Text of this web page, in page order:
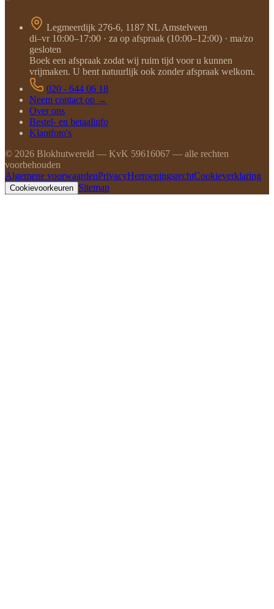
Legmeerdijk 276-6, 1187 NL Amstelveen
di–vr 10:00–17:00 · za op afspraak (10:00–12:00) · ma/zo
gesloten
Boek een afspraak zodat wij ruim tijd voor u kunnen
vrijmaken. U bent natuurlijk ook zonder afspraak welkom.
020 - 644 06 18
Neem contact op →
Over ons
Bestel- en betaalinfo
Klantfoto's
© 2026 Blokhutwereld — KvK 59616067 — alle rechten
voorbehouden
Algemene voorwaardenPrivacyHerroepingsrechtCookieverklaring
Cookievoorkeuren Sitemap